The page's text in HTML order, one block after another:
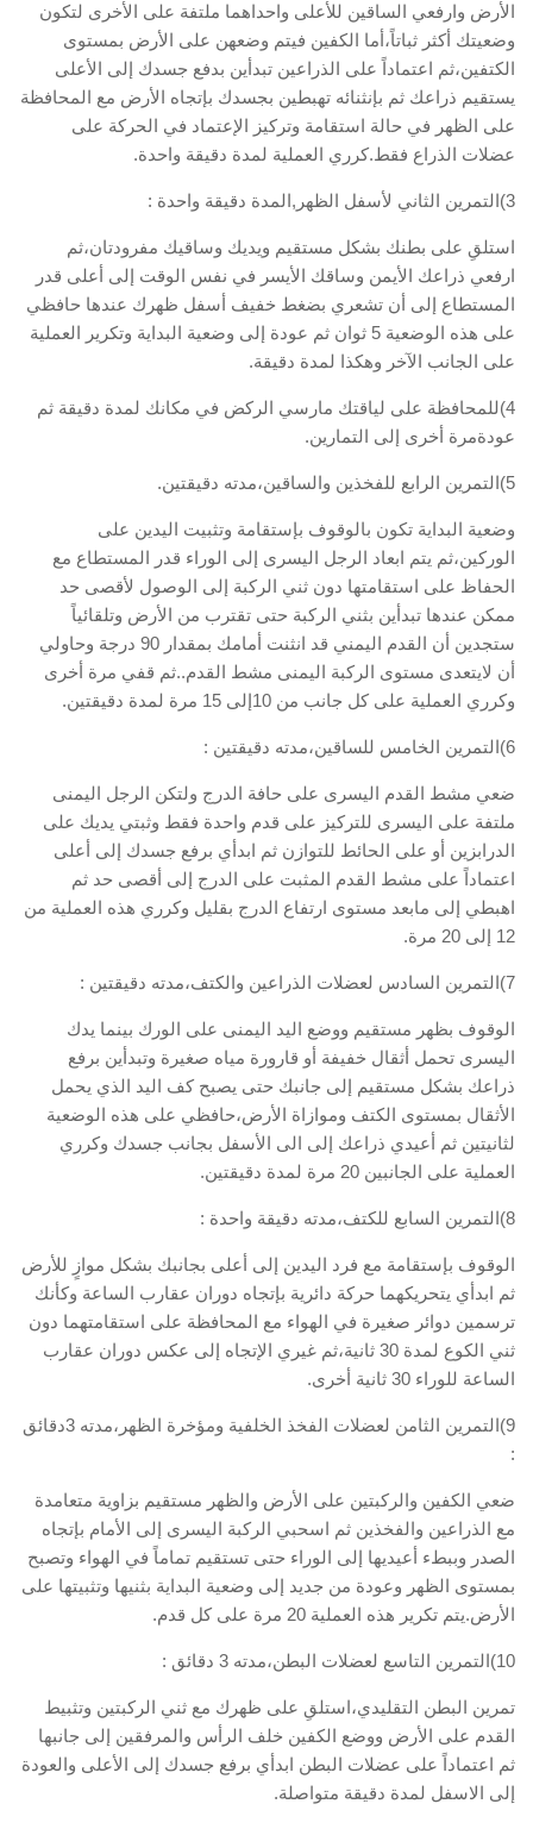
الأرض وارفعي الساقين للأعلى واحداهما ملتفة على الأخرى لتكون
وضعيتك أكثر ثباتاً،أما الكفين فيتم وضعهن على الأرض بمستوى
الكتفين،ثم اعتماداً على الذراعين تبدأين بدفع جسدك إلى الأعلى
يستقيم ذراعك ثم بإنثنائه تهبطين بجسدك بإتجاه الأرض مع المحافظة
على الظهر في حالة استقامة وتركيز الإعتماد في الحركة على
عضلات الذراع فقط.كرري العملية لمدة دقيقة واحدة.
3)التمرين الثاني لأسفل الظهر,المدة دقيقة واحدة :
استلقِ على بطنك بشكل مستقيم ويديك وساقيك مفرودتان،ثم
ارفعي ذراعك الأيمن وساقك الأيسر في نفس الوقت إلى أعلى قدر
المستطاع إلى أن تشعري بضغط خفيف أسفل ظهرك عندها حافظي
على هذه الوضعية 5 ثوان ثم عودة إلى وضعية البداية وتكرير العملية
على الجانب الآخر وهكذا لمدة دقيقة.
4)للمحافظة على لياقتك مارسي الركض في مكانك لمدة دقيقة ثم
عودةمرة أخرى إلى التمارين.
5)التمرين الرابع للفخذين والساقين،مدته دقيقتين.
وضعية البداية تكون بالوقوف بإستقامة وتثبيت اليدين على
الوركين،ثم يتم ابعاد الرجل اليسرى إلى الوراء قدر المستطاع مع
الحفاظ على استقامتها دون ثني الركبة إلى الوصول لأقصى حد
ممكن عندها تبدأين بثني الركبة حتى تقترب من الأرض وتلقائياً
ستجدين أن القدم اليمني قد انثنت أمامك بمقدار 90 درجة وحاولي
أن لايتعدى مستوى الركبة اليمنى مشط القدم..ثم قفي مرة أخرى
وكرري العملية على كل جانب من 10إلى 15 مرة لمدة دقيقتين.
6)التمرين الخامس للساقين،مدته دقيقتين :
ضعي مشط القدم اليسرى على حافة الدرج ولتكن الرجل اليمنى
ملتفة على اليسرى للتركيز على قدم واحدة فقط وثبتي يديك على
الدرابزين أو على الحائط للتوازن ثم ابدأي برفع جسدك إلى أعلى
اعتماداً على مشط القدم المثبت على الدرج إلى أقصى حد ثم
اهبطي إلى مابعد مستوى ارتفاع الدرج بقليل وكرري هذه العملية من
12 إلى 20 مرة.
7)التمرين السادس لعضلات الذراعين والكتف،مدته دقيقتين :
الوقوف بظهر مستقيم ووضع اليد اليمنى على الورك بينما يدك
اليسرى تحمل أثقال خفيفة أو قارورة مياه صغيرة وتبدأين برفع
ذراعك بشكل مستقيم إلى جانبك حتى يصبح كف اليد الذي يحمل
الأثقال بمستوى الكتف وموازاة الأرض،حافظي على هذه الوضعية
لثانيتين ثم أعيدي ذراعك إلى الى الأسفل بجانب جسدك وكرري
العملية على الجانبين 20 مرة لمدة دقيقتين.
8)التمرين السابع للكتف،مدته دقيقة واحدة :
الوقوف بإستقامة مع فرد اليدين إلى أعلى بجانبك بشكل موازٍ للأرض
ثم ابدأي يتحريكهما حركة دائرية بإتجاه دوران عقارب الساعة وكأنك
ترسمين دوائر صغيرة في الهواء مع المحافظة على استقامتهما دون
ثني الكوع لمدة 30 ثانية،ثم غيري الإتجاه إلى عكس دوران عقارب
الساعة للوراء 30 ثانية أخرى.
9)التمرين الثامن لعضلات الفخذ الخلفية ومؤخرة الظهر،مدته 3دقائق
:
ضعي الكفين والركبتين على الأرض والظهر مستقيم بزاوية متعامدة
مع الذراعين والفخذين ثم اسحبي الركبة اليسرى إلى الأمام بإتجاه
الصدر وببطء أعيديها إلى الوراء حتى تستقيم تماماً في الهواء وتصبح
بمستوى الظهر وعودة من جديد إلى وضعية البداية بثنيها وتثبيتها على
الأرض.يتم تكرير هذه العملية 20 مرة على كل قدم.
10)التمرين التاسع لعضلات البطن،مدته 3 دقائق :
تمرين البطن التقليدي،استلقِ على ظهرك مع ثني الركبتين وتثبيط
القدم على الأرض ووضع الكفين خلف الرأس والمرفقين إلى جانبها
ثم اعتماداً على عضلات البطن ابدأي برفع جسدك إلى الأعلى والعودة
إلى الاسفل لمدة دقيقة متواصلة.